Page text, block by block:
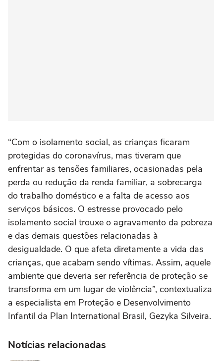
“Com o isolamento social, as crianças ficaram
protegidas do coronavírus, mas tiveram que
enfrentar as tensões familiares, ocasionadas pela
perda ou redução da renda familiar, a sobrecarga
do trabalho doméstico e a falta de acesso aos
serviços básicos. O estresse provocado pelo
isolamento social trouxe o agravamento da pobreza
e das demais questões relacionadas à
desigualdade. O que afeta diretamente a vida das
crianças, que acabam sendo vítimas. Assim, aquele
ambiente que deveria ser referência de proteção se
transforma em um lugar de violência”, contextualiza
a especialista em Proteção e Desenvolvimento
Infantil da Plan International Brasil, Gezyka Silveira.
Notícias relacionadas